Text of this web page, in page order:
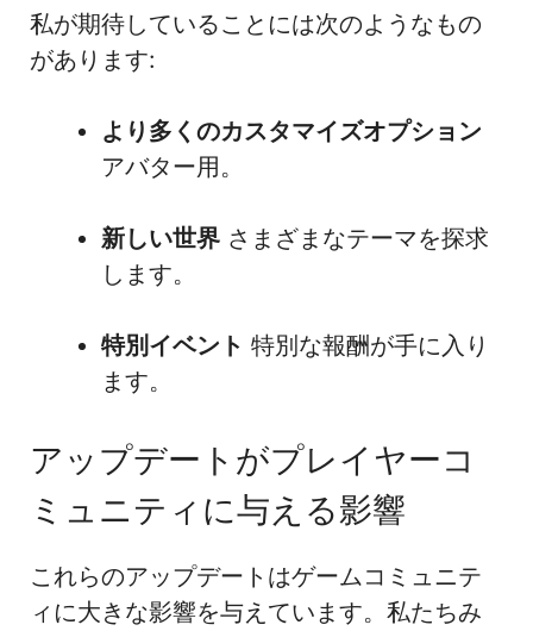
私が期待していることには次のようなもの
があります:
より多くのカスタマイズオプション
アバター用。
新しい世界 さまざまなテーマを探求
します。
特別イベント 特別な報酬が手に入り
ます。
アップデートがプレイヤーコ
ミュニティに与える影響
これらのアップデートはゲームコミュニテ
ィに大きな影響を与えています。私たちみ